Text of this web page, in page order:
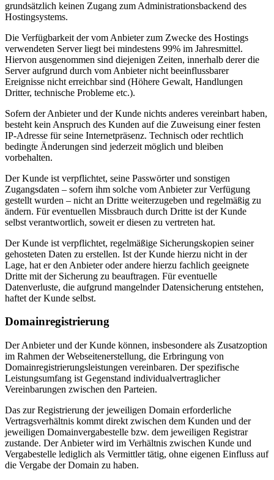
grundsätzlich keinen Zugang zum Administrationsbackend des
Hostingsystems.
Die Verfügbarkeit der vom Anbieter zum Zwecke des Hostings
verwendeten Server liegt bei mindestens 99% im Jahresmittel.
Hiervon ausgenommen sind diejenigen Zeiten, innerhalb derer die
Server aufgrund durch vom Anbieter nicht beeinflussbarer
Ereignisse nicht erreichbar sind (Höhere Gewalt, Handlungen
Dritter, technische Probleme etc.).
Sofern der Anbieter und der Kunde nichts anderes vereinbart haben,
besteht kein Anspruch des Kunden auf die Zuweisung einer festen
IP-Adresse für seine Internetpräsenz. Technisch oder rechtlich
bedingte Änderungen sind jederzeit möglich und bleiben
vorbehalten.
Der Kunde ist verpflichtet, seine Passwörter und sonstigen
Zugangsdaten – sofern ihm solche vom Anbieter zur Verfügung
gestellt wurden – nicht an Dritte weiterzugeben und regelmäßig zu
ändern. Für eventuellen Missbrauch durch Dritte ist der Kunde
selbst verantwortlich, soweit er diesen zu vertreten hat.
Der Kunde ist verpflichtet, regelmäßige Sicherungskopien seiner
gehosteten Daten zu erstellen. Ist der Kunde hierzu nicht in der
Lage, hat er den Anbieter oder andere hierzu fachlich geeignete
Dritte mit der Sicherung zu beauftragen. Für eventuelle
Datenverluste, die aufgrund mangelnder Datensicherung entstehen,
haftet der Kunde selbst.
Domainregistrierung
Der Anbieter und der Kunde können, insbesondere als Zusatzoption
im Rahmen der Webseitenerstellung, die Erbringung von
Domainregistrierungsleistungen vereinbaren. Der spezifische
Leistungsumfang ist Gegenstand individualvertraglicher
Vereinbarungen zwischen den Parteien.
Das zur Registrierung der jeweiligen Domain erforderliche
Vertragsverhältnis kommt direkt zwischen dem Kunden und der
jeweiligen Domainvergabestelle bzw. dem jeweiligen Registrar
zustande. Der Anbieter wird im Verhältnis zwischen Kunde und
Vergabestelle lediglich als Vermittler tätig, ohne eigenen Einfluss auf
die Vergabe der Domain zu haben.